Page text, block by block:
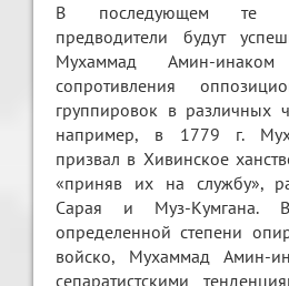
В последующем те
предводители будут
Мухаммад Амин-
сопротивления
группировок в различных
например, в 1779 г.
призвал в Хивинское
«приняв их на службу»,
Сарая и Муз-Кумгана.
определенной степени
войско, Мухаммад Амин-
сепаратистскими